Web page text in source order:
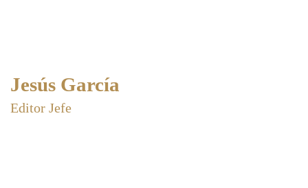
Jesús García
Editor Jefe